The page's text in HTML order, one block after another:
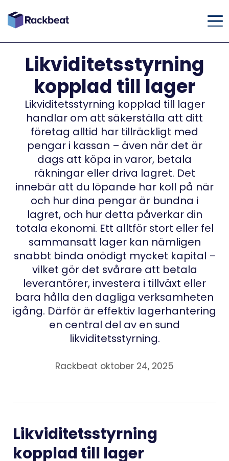
Likviditetsstyrning
kopplad till lager
Likviditetsstyrning kopplad till lager
handlar om att säkerställa att ditt
företag alltid har tillräckligt med
pengar i kassan – även när det är
dags att köpa in varor, betala
räkningar eller driva lagret. Det
innebär att du löpande har koll på när
och hur dina pengar är bundna i
lagret, och hur detta påverkar din
totala ekonomi. Ett alltför stort eller fel
sammansatt lager kan nämligen
snabbt binda onödigt mycket kapital –
vilket gör det svårare att betala
leverantörer, investera i tillväxt eller
bara hålla den dagliga verksamheten
igång. Därför är effektiv lagerhantering
en central del av en sund
likviditetsstyrning.
Rackbeat oktober 24, 2025
Likviditetsstyrning
kopplad till lager